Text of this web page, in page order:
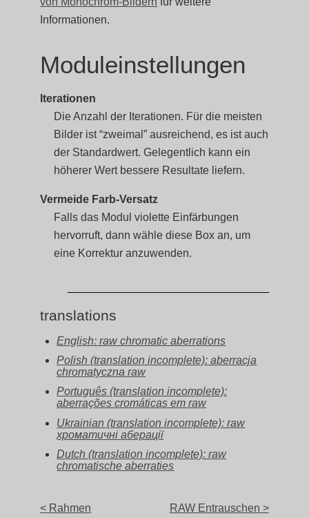
Informationen.
Moduleinstellungen
Iterationen
Die Anzahl der Iterationen. Für die meisten
Bilder ist “zweimal” ausreichend, es ist auch
der Standardwert. Gelegentlich kann ein
höherer Wert bessere Resultate liefern.
Vermeide Farb-Versatz
Falls das Modul violette Einfärbungen
hervorruft, dann wähle diese Box an, um
eine Korrektur anzuwenden.
translations
English: raw chromatic aberrations
Polish (translation incomplete): aberracja
chromatyczna raw
Português (translation incomplete):
aberrações cromáticas em raw
Ukrainian (translation incomplete): raw
хроматичні аберації
Dutch (translation incomplete): raw
chromatische aberraties
< Rahmen RAW Entrauschen >